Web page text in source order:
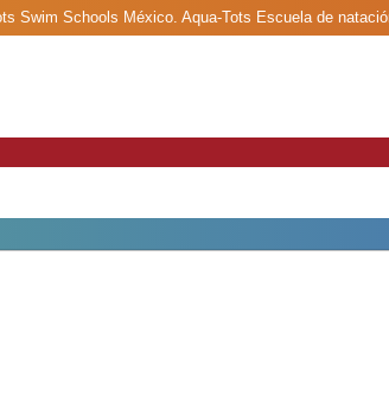
Swim Schools México. Aqua-Tots Escuela de